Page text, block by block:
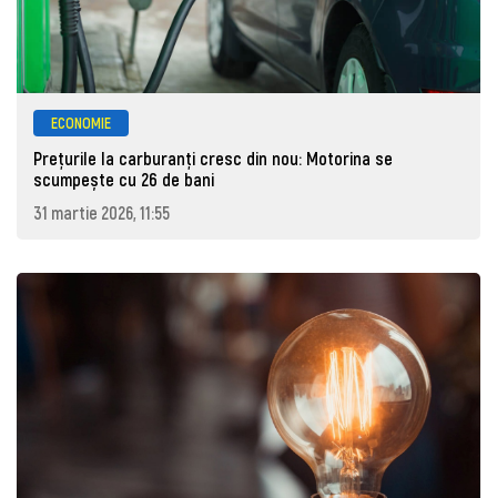
ECONOMIE
Prețurile la carburanţi cresc din nou: Motorina se
scumpește cu 26 de bani
31 martie 2026, 11:55